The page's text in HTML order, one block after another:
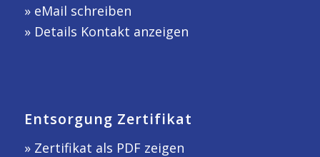
» eMail schreiben
» Details Kontakt anzeigen
Entsorgung Zertifikat
» Zertifikat als PDF zeigen